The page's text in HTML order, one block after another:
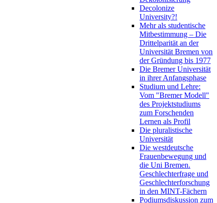
Decolonize
University?!
Mehr als studentische
Mitbestimmung – Die
Drittelparität an der
Universität Bremen von
der Gründung bis 1977
Die Bremer Universität
in ihrer Anfangsphase
Studium und Lehre:
Vom "Bremer Modell"
des Projektstudiums
zum Forschenden
Lernen als Profil
Die pluralistische
Universität
Die westdeutsche
Frauenbewegung und
die Uni Bremen.
Geschlechterfrage und
Geschlechterforschung
in den MINT-Fächern
Podiumsdiskussion zum